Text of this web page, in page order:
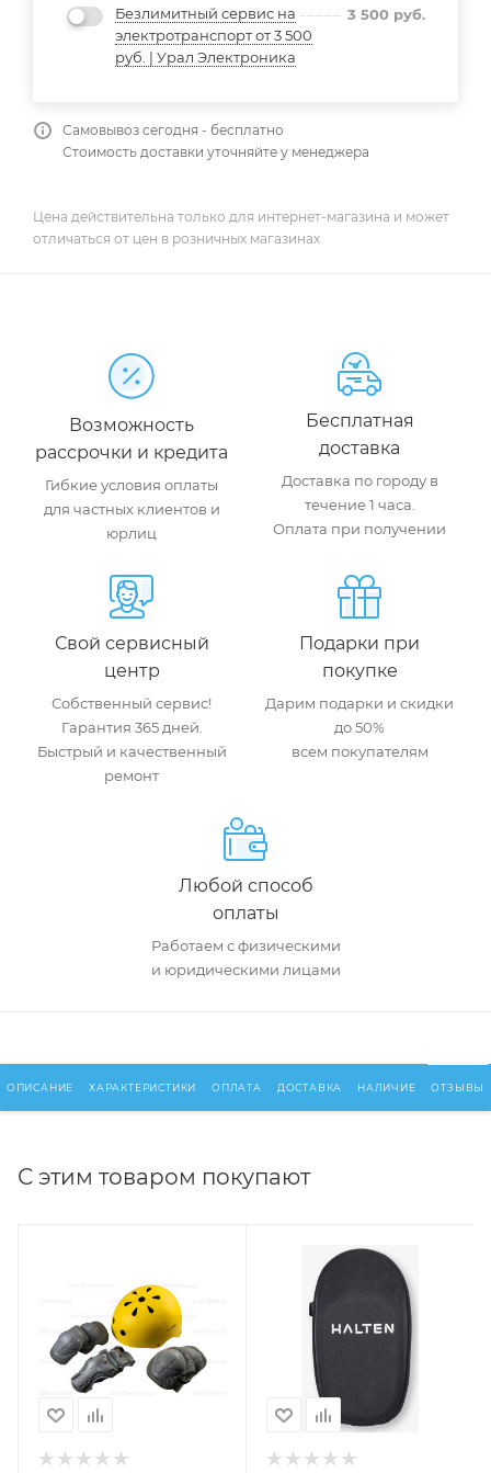
Безлимитный сервис на
электротранспорт от 3 500
руб. | Урал Электроника
3 500 руб.
Самовывоз сегодня - бесплатно
Стоимость доставки уточняйте у менеджера
Цена действительна только для интернет-магазина и может
отличаться от цен в розничных магазинах
Возможность
рассрочки и кредита
Гибкие условия оплаты
для частных клиентов и
юрлиц
Бесплатная
доставка
Доставка по городу в
течение 1 часа.
Оплата при получении
Свой сервисный
центр
Собственный сервис!
Гарантия 365 дней.
Быстрый и качественный
ремонт
Подарки при
покупке
Дарим подарки и скидки
до 50%
всем покупателям
Любой способ
оплаты
Работаем с физическими
и юридическими лицами
ОПИСАНИЕ ХАРАКТЕРИСТИКИ ОПЛАТА ДОСТАВКА НАЛИЧИЕ ОТЗЫВЫ
С этим товаром покупают